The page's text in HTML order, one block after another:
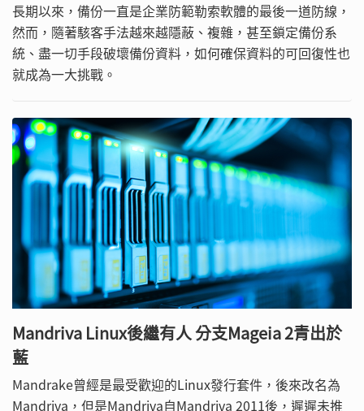
長期以來，備份一直是企業防範勒索軟體的最後一道防線，
然而，隨著駭客手法越來越隱蔽、複雜，甚至鎖定備份系
統、盡一切手段破壞備份資料，如何確保資料的可回復性也
就成為一大挑戰。
Mandriva Linux後繼有人 分支Mageia 2青出於
藍
Mandrake曾經是最受歡迎的Linux發行套件，後來改名為
Mandriva，但是Mandriva自Mandriva 2011後，遲遲未推